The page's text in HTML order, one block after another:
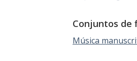
Conjuntos de
Música